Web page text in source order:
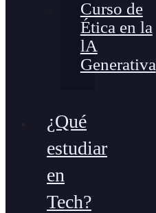
Curso de
Ética en la
lA
Generativa
¿Qué
estudiar
en
Tech?